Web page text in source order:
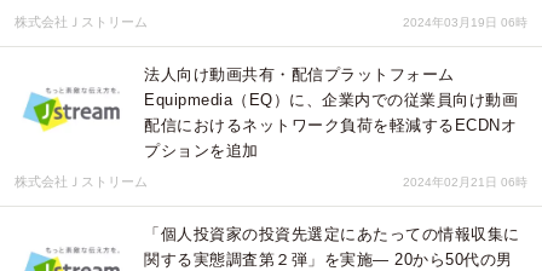
株式会社Ｊストリーム 2024年03月19日 06時
法人向け動画共有・配信プラットフォーム
Equipmedia（EQ）に、企業内での従業員向け動画
配信におけるネットワーク負荷を軽減するECDNオ
プションを追加
株式会社Ｊストリーム 2024年02月21日 06時
「個人投資家の投資先選定にあたっての情報収集に
関する実態調査第２弾」を実施― 20から50代の男